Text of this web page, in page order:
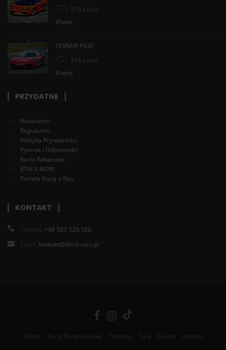
315 km/h
Więcej
FERRARI F430
315 km/h
Więcej
PRZYDATNE
Newsletter
Regulamin
Polityka Prywatności
Pytania i Odpowiedzi
Karta Rabatowa
KTM X-BOW
Portale Piszą o Nas
KONTAKT
Telefon: +48 503 520 520
Email: kontakt@devil-cars.pl
Oferta Karty Podarunkowe Terminy Tory Eventy Kontakt